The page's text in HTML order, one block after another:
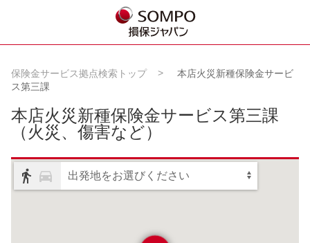
保険金サービス拠点検索トップ
本店火災新種保険金サービ
ス第三課
本店火災新種保険金サービス第三課
（火災、傷害など）
出発地をお選びください